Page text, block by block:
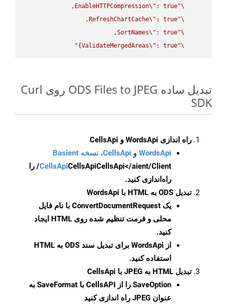
\"
EnableHTTPCompression\"
\"
RefreshChartCache\"
\"
SortNames\"
\"
ValidateMergedAreas\" : true}"
تبدیل ساده ODS Files to JPEG روی Curl
SDK
راه اندازی WordsApi و CellsApi
WordsApi و CellsApi، نسخه Basient
CellsApiCellsApi
CellsApi</aient/Client/ را
راه‌اندازی کنید.
تبدیل ODS به HTML با WordsApi
یک ConvertDocumentRequest با نام فایل
محلی و فرمت تنظیم شده روی HTML ایجاد
کنید.
از WordsApi برای تبدیل سند ODS به HTML
استفاده کنید.
تبدیل HTML به JPEG با CellsApi
SaveOption
را از CellsAPI با SaveFormat به
عنوان JPEG راه اندازی کنید